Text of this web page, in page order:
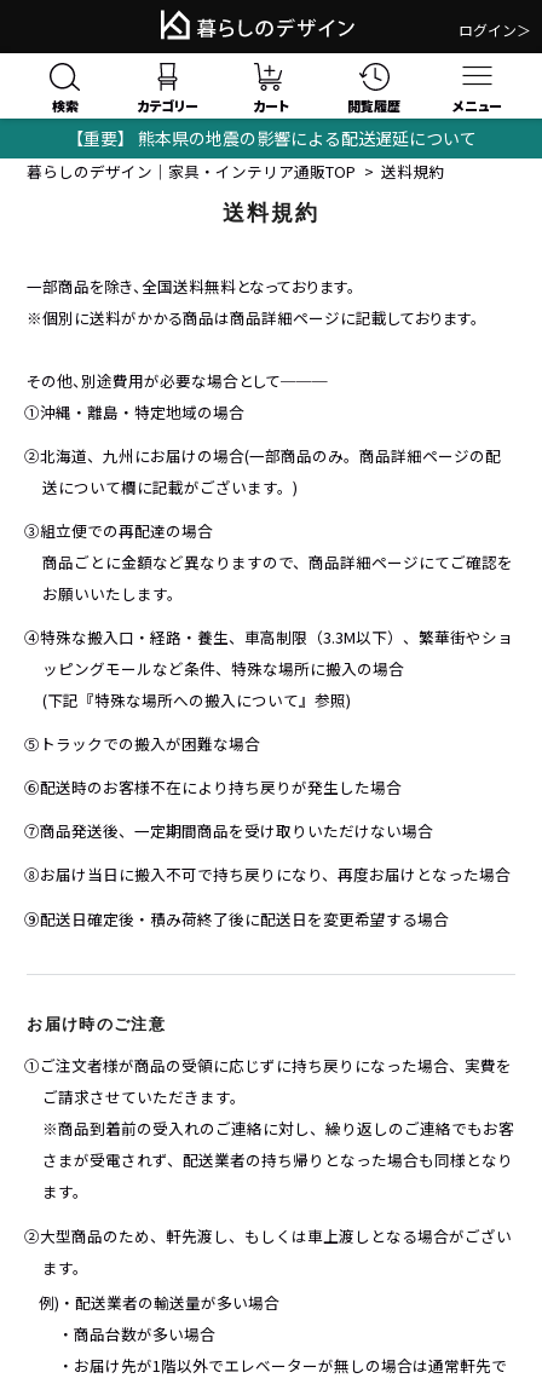
ログイン＞
検索 カテゴリー カート 閲覧履歴 メニュー
【重要】 熊本県の地震の影響による配送遅延について
暮らしのデザイン｜家具・インテリア通販TOP 送料規約
送料規約
一部商品を除き、全国送料無料となっております。
※個別に送料がかかる商品は商品詳細ページに記載しております。
その他、別途費用が必要な場合として───
①沖縄・離島・特定地域の場合
②北海道、九州にお届けの場合(一部商品のみ。商品詳細ページの配
送について欄に記載がございます。)
③組立便での再配達の場合
商品ごとに金額など異なりますので、商品詳細ページにてご確認を
お願いいたします。
④特殊な搬入口・経路・養生、車高制限（3.3M以下）、繁華街やショ
ッピングモールなど条件、特殊な場所に搬入の場合
(下記『特殊な場所への搬入について』参照)
⑤トラックでの搬入が困難な場合
⑥配送時のお客様不在により持ち戻りが発生した場合
⑦商品発送後、一定期間商品を受け取りいただけない場合
⑧お届け当日に搬入不可で持ち戻りになり、再度お届けとなった場合
⑨配送日確定後・積み荷終了後に配送日を変更希望する場合
お届け時のご注意
①ご注文者様が商品の受領に応じずに持ち戻りになった場合、実費を
ご請求させていただきます。
※商品到着前の受入れのご連絡に対し、繰り返しのご連絡でもお客
さまが受電されず、配送業者の持ち帰りとなった場合も同様となり
ます。
②大型商品のため、軒先渡し、もしくは車上渡しとなる場合がござい
ます。
例)・配送業者の輸送量が多い場合
・商品台数が多い場合
・お届け先が1階以外でエレベーターが無しの場合は通常軒先で